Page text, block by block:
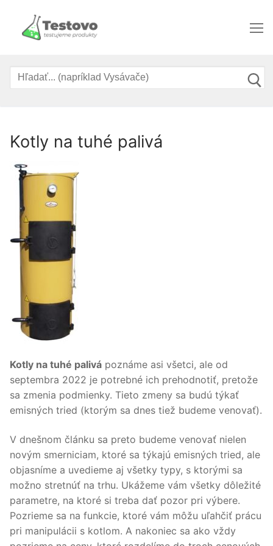
obsah
Hľadať:
Kotly na tuhé palivá
Kotly na tuhé palivá poznáme asi všetci, ale od
septembra 2022 je potrebné ich prehodnotiť, pretože
sa zmenia podmienky. Tieto zmeny sa budú týkať
emisných tried (ktorým sa dnes tiež budeme venovať).
V dnešnom článku sa preto budeme venovať nielen
novým smerniciam, ktoré sa týkajú emisných tried, ale
objasníme a uvedieme aj všetky typy, s ktorými sa
možno stretnúť na trhu. Ukážeme vám všetky dôležité
parametre, na ktoré si treba dať pozor pri výbere.
Pozrieme sa na funkcie, ktoré vám môžu uľahčiť prácu
pri manipulácii s kotlom. A nakoniec sa ako vždy